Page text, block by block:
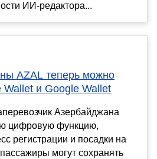
ИИ-редактора...
AZAL теперь можно
Wallet и Google Wallet
Азербайджана
цифровую функцию,
регистрации и посадки на
могут сохранять